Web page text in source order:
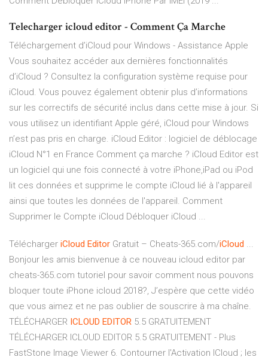
Telecharger icloud editor - Comment Ça Marche
Téléchargement d’iCloud pour Windows - Assistance Apple
Vous souhaitez accéder aux dernières fonctionnalités
d’iCloud ? Consultez la configuration système requise pour
iCloud. Vous pouvez également obtenir plus d’informations
sur les correctifs de sécurité inclus dans cette mise à jour. Si
vous utilisez un identifiant Apple géré, iCloud pour Windows
n’est pas pris en charge. iCloud Editor : logiciel de déblocage
iCloud N°1 en France Comment ça marche ? iCloud Editor est
un logiciel qui une fois connecté à votre iPhone,iPad ou iPod
lit ces données et supprime le compte iCloud lié à l'appareil
ainsi que toutes les données de l'appareil. Comment
Supprimer le Compte iCloud Débloquer iCloud ...
Télécharger iCloud Editor Gratuit – Cheats-365.com/iCloud ...
Bonjour les amis bienvenue à ce nouveau icloud editor par
cheats-365.com tutoriel pour savoir comment nous pouvons
bloquer toute iPhone icloud 2018?, J’espère que cette vidéo
que vous aimez et ne pas oublier de souscrire à ma chaîne.
TÉLÉCHARGER ICLOUD EDITOR 5.5 GRATUITEMENT
TÉLÉCHARGER ICLOUD EDITOR 5.5 GRATUITEMENT - Plus
FastStone Image Viewer 6. Contourner l'Activation ICloud ; les